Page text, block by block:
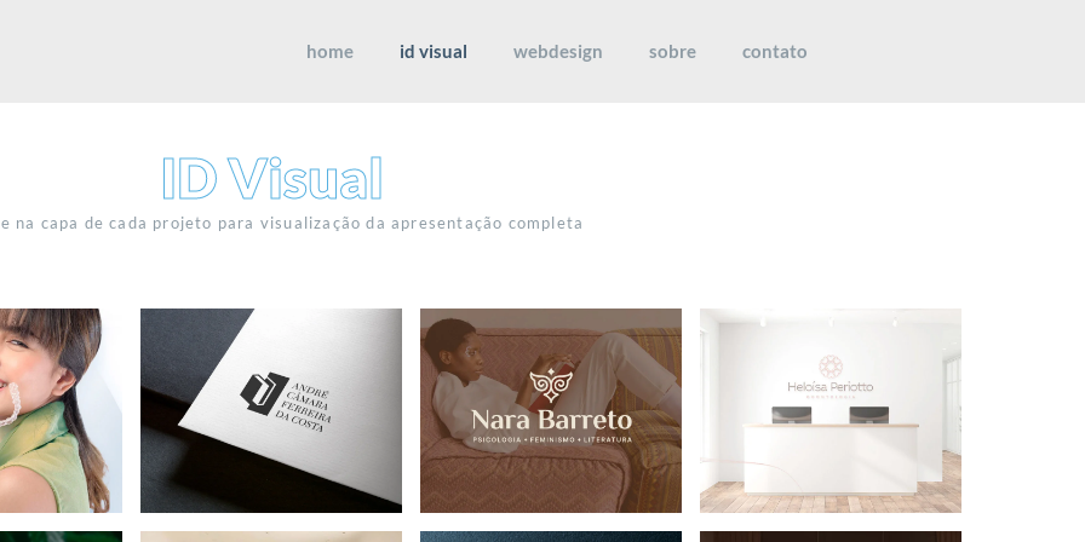
home id visual webdesign sobre contato
ID Visual
na capa de cada projeto para visualização da apresentação completa